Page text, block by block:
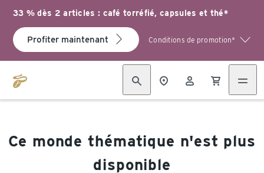
33 % dès 2 articles : café torréfié, capsules et thé*
Profiter maintenant Conditions de promotion*
Ce monde thématique n'est plus
disponible